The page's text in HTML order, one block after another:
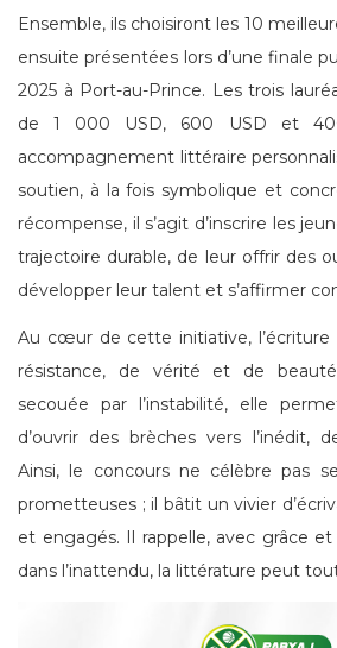
Ensemble, ils choisiront les 10
ensuite présentées lors d’une finale
2025 à Port-au-Prince. Les trois
de 1 000 USD, 600 USD et
accompagnement littéraire
soutien, à la fois symbolique et
récompense, il s’agit d’inscrire les
trajectoire durable, de leur offrir des
développer leur talent et s’affirmer
Au cœur de cette initiative,
résistance, de vérité et de
secouée par l’instabilité, elle
d’ouvrir des brèches vers l’inédit,
Ainsi, le concours ne célèbre pas
prometteuses ; il bâtit un vivier
et engagés. Il rappelle, avec grâce
dans l’inattendu, la littérature peut